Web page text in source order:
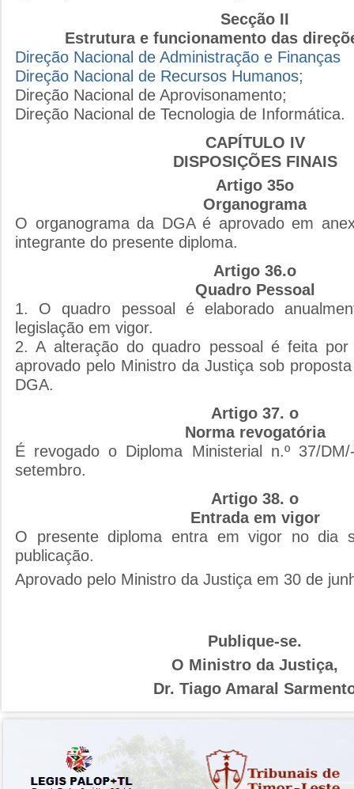
Secção II
Estrutura e funcionamento das
Direção Nacional de Administração e Finanças
Direção Nacional de Recursos Humanos;
Direção Nacional de Aprovisonamento;
Direção Nacional de Tecnologia de Informática.
CAPÍTULO IV
DISPOSIÇÕES FINAIS
Artigo 35o
Organograma
O organograma da DGA é aprovado em
integrante do presente diploma.
Artigo 36.o
Quadro Pessoal
1. O quadro pessoal é elaborado
legislação em vigor.
2. A alteração do quadro pessoal é feita por
aprovado pelo Ministro da Justiça sob
DGA.
Artigo 37. o
Norma revogatória
É revogado o Diploma Ministerial n.º 37/
setembro.
Artigo 38. o
Entrada em vigor
O presente diploma entra em vigor no dia
publicação.
Aprovado pelo Ministro da Justiça em 30 de
Publique-se.
O Ministro da Justiça,
Dr. Tiago Amaral